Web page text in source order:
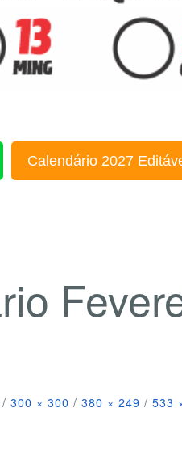
Calendário 2027
/ 300 × 300 / 380 × 249 / 533